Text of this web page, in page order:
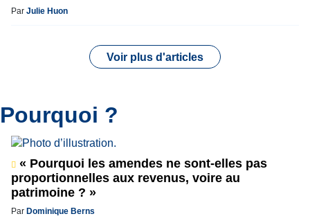
Par Julie Huon
Voir plus d'articles
Pourquoi ?
« Pourquoi les amendes ne sont-elles pas
proportionnelles aux revenus, voire au
patrimoine ? »
Par Dominique Berns